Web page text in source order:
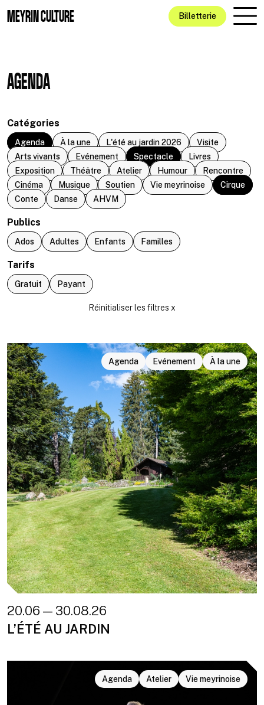
MEYRIN CULTURE Billetterie
AGENDA
Catégories
Agenda À la une L'été au jardin 2026
Visite
Arts vivants
Evénement Spectacle
Livres
Exposition
Théâtre Atelier Humour
Rencontre
Cinéma
Musique Soutien Vie meyrinoise
Cirque
Conte
Danse AHVM
Publics
Ados Adultes Enfants Familles
Tarifs
Gratuit Payant
Agenda Evénement À la une
20.06 — 30.08.26
L’ÉTÉ AU JARDIN
Agenda Atelier Vie meyrinoise